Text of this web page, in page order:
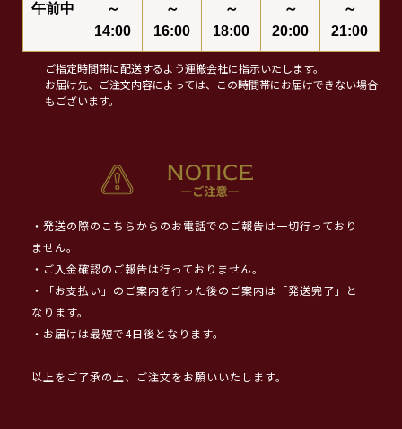
午前中
～
14:00
～
16:00
～
18:00
～
20:00
～
21:00
ご指定時間帯に配送するよう運搬会社に指示いたします。
お届け先、ご注文内容によっては、この時間帯にお届けできない場合
もございます。
・発送の際のこちらからのお電話でのご報告は一切行っており
ません。
・ご入金確認のご報告は行っておりません。
・「お支払い」のご案内を行った後のご案内は「発送完了」と
なります。
・お届けは最短で4日後となります。
以上をご了承の上、ご注文をお願いいたします。